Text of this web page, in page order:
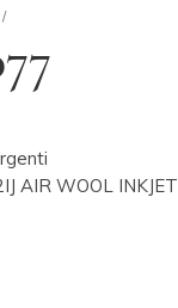
AIR WOOL INKJET